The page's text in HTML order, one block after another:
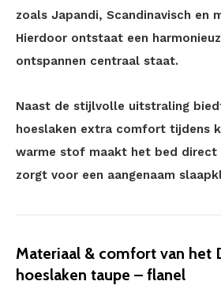
zoals Japandi, Scandinavisch en
Hierdoor ontstaat een
ontspannen centraal staat.
Naast de stijlvolle uitstraling
hoeslaken extra comfort tijdens
warme stof maakt het bed direct
zorgt voor een aangenaam
Materiaal & comfort van het
hoeslaken taupe – flanel